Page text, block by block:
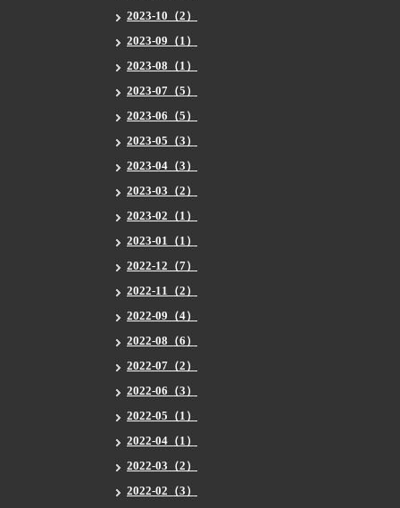
2023-10（2）
2023-09（1）
2023-08（1）
2023-07（5）
2023-06（5）
2023-05（3）
2023-04（3）
2023-03（2）
2023-02（1）
2023-01（1）
2022-12（7）
2022-11（2）
2022-09（4）
2022-08（6）
2022-07（2）
2022-06（3）
2022-05（1）
2022-04（1）
2022-03（2）
2022-02（3）